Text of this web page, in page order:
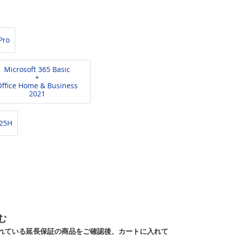
Microsoft 365 Basic
+
Home & Business
2021
いる延長保証の商品をご確認後、カートに入れて